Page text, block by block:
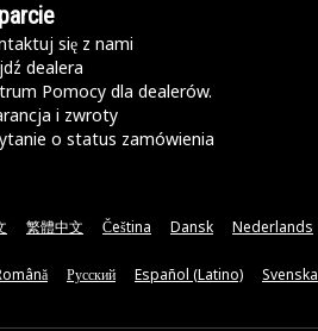
się z nami
dealera
Pomocy dla dealerów.
i zwroty
o status zamówienia
繁體中文 Čeština Dansk Nederlands
Русский Español (Latino) Svenska